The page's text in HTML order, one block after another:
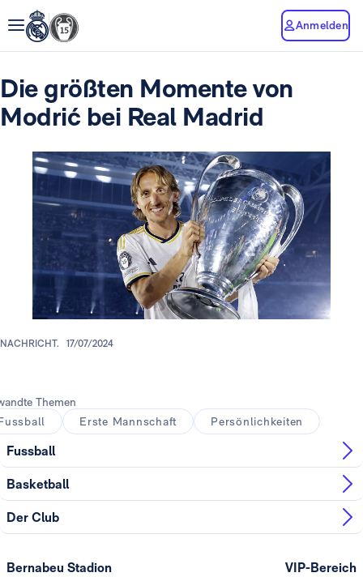
Anmelden
Die größten Momente von
Modrić bei Real Madrid
NACHRICHT. 17/07/2024
Themen
Erste Mannschaft Persönlichkeiten
Fussball
Basketball
Der Club
Bernabeu Stadion VIP-Bereich